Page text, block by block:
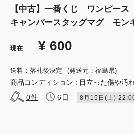
【中古】一番くじ ワンピー
キャンパースタッグマグ モン
現在 ¥ 600
送料：落札後決定 (発送元：福島県)
商品コンディション : ⽬⽴った傷や汚
0件 6日 8月15日(土)